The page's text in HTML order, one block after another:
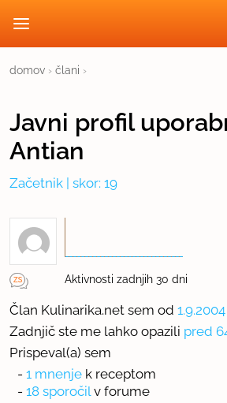
domov › člani ›
Javni profil
Antian
Začetnik | skor: 19
Aktivnosti zadnjih 30 dni
Član Kulinarika.net sem od 1.9.2004
Zadnjič ste me lahko opazili pred
Prispeval(a) sem
- 1 mnenje k receptom
- 18 sporočil v forume